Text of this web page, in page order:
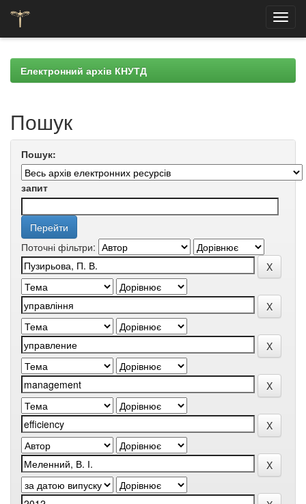
navigationЕлектронний архів КНУТД
Пошук
Пошук:
запит
Поточні фільтри: